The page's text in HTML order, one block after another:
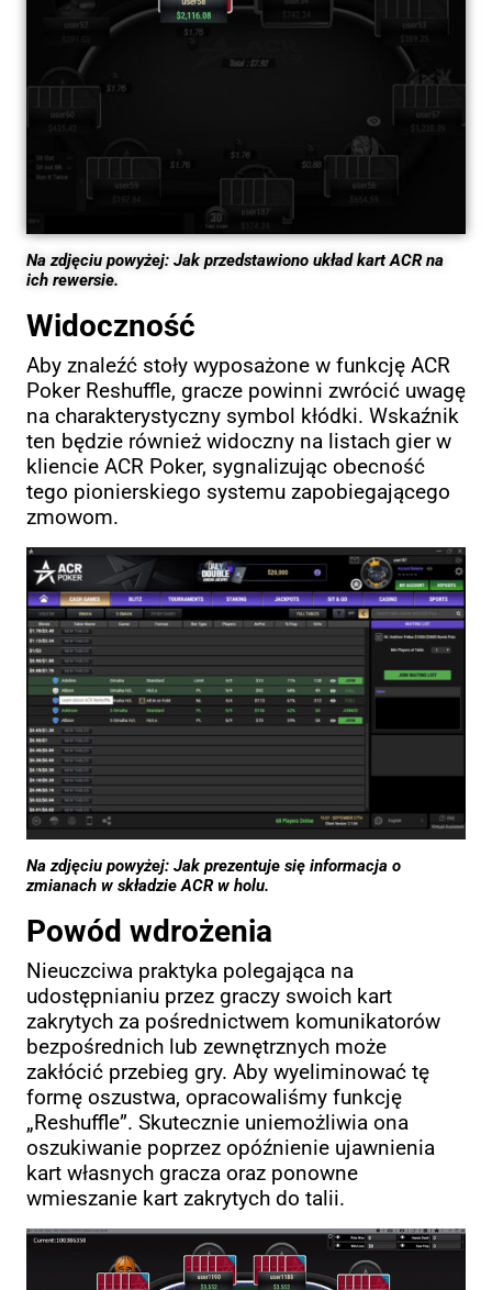
Na zdjęciu powyżej: Jak przedstawiono układ kart ACR na
ich rewersie.
Widoczność
Aby znaleźć stoły wyposażone w funkcję ACR
Poker Reshuffle, gracze powinni zwrócić uwagę
na charakterystyczny symbol kłódki. Wskaźnik
ten będzie również widoczny na listach gier w
kliencie ACR Poker, sygnalizując obecność
tego pionierskiego systemu zapobiegającego
zmowom.
Na zdjęciu powyżej: Jak prezentuje się informacja o
zmianach w składzie ACR w holu.
Powód wdrożenia
Nieuczciwa praktyka polegająca na
udostępnianiu przez graczy swoich kart
zakrytych za pośrednictwem komunikatorów
bezpośrednich lub zewnętrznych może
zakłócić przebieg gry. Aby wyeliminować tę
formę oszustwa, opracowaliśmy funkcję
„Reshuffle”. Skutecznie uniemożliwia ona
oszukiwanie poprzez opóźnienie ujawnienia
kart własnych gracza oraz ponowne
wmieszanie kart zakrytych do talii.